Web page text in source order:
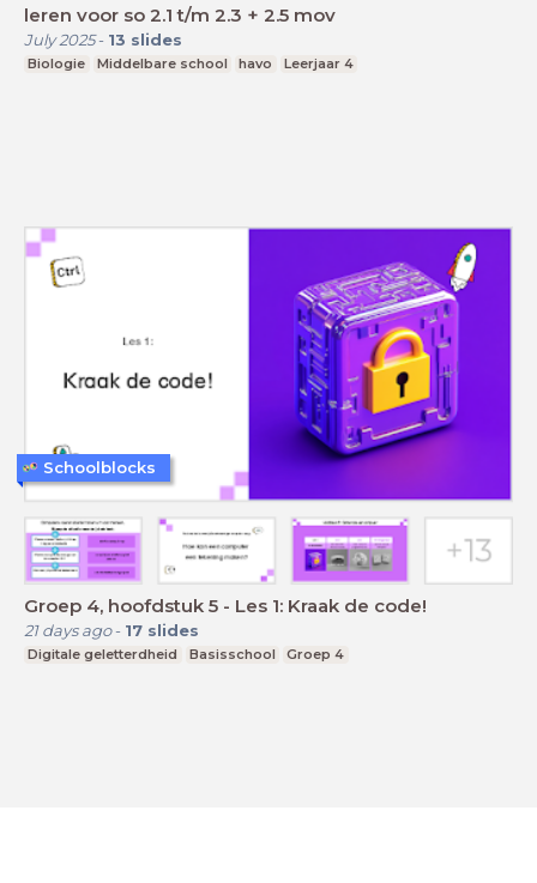
leren voor so 2.1 t/m 2.3 + 2.5 mov
July 2025- 13 slides
Biologie Middelbare school havo Leerjaar 4
Groep 4, hoofdstuk 5 - Les 1: Kraak de code!
21 days ago- 17 slides
Digitale geletterdheid Basisschool Groep 4
Schoolblocks